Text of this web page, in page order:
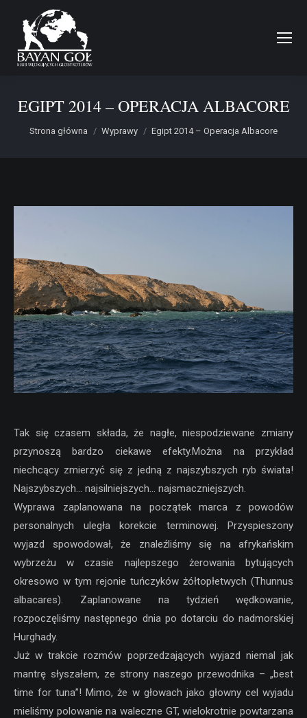
EGIPT 2014 – OPERACJA ALBACORE
Jesteś tutaj:
Strona główna Wyprawy Egipt 2014 – Operacja Albacore
Tak się czasem składa, że nagłe, niespodziewane zmiany
przynoszą bardzo ciekawe efekty.Można na przykład
niechcący zmierzyć się z jedną z najszybszych ryb świata!
Najszybszych… najsilniejszych… najsmaczniejszych.
Wyprawa zaplanowana na początek marca z powodów
personalnych uległa korekcie terminowej. Przyspieszony
wyjazd spowodował, że znaleźliśmy się na afrykańskim
wybrzeżu w czasie najlepszego żerowania bytujących
okresowo w tym rejonie tuńczyków żółtopłetwych (Thunnus
albacares). Zaplanowane na tydzień wędkowanie,
rozpoczęliśmy następnego dnia po dotarciu do nadmorskiej
Hurghady.
Już w trakcie rozmów poprzedzających wyjazd niemal jak
mantrę słyszałem, ze strony naszego przewodnika – „best
time for tuna”! Mimo, że w głowach jako głowny cel wyjadu
mieliśmy polowanie na waleczne GT, wielokrotnie powtarzana